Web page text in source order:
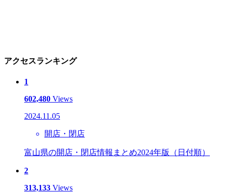
アクセスランキング
1
602,480 Views
2024.11.05
開店・閉店
富山県の開店・閉店情報まとめ2024年版（日付順）
2
313,133 Views